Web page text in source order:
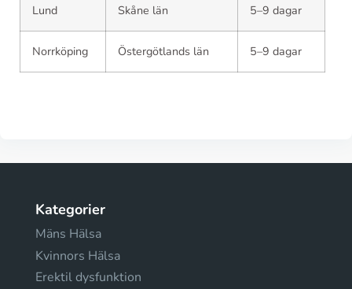
Lund Skåne län 5–9 dagar
Norrköping Östergötlands län 5–9 dagar
Kategorier
Mäns Hälsa
Kvinnors Hälsa
Erektil dysfunktion